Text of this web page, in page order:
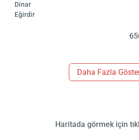
Dinar
Eğirdir
Daha Fazla
Haritada görmek için